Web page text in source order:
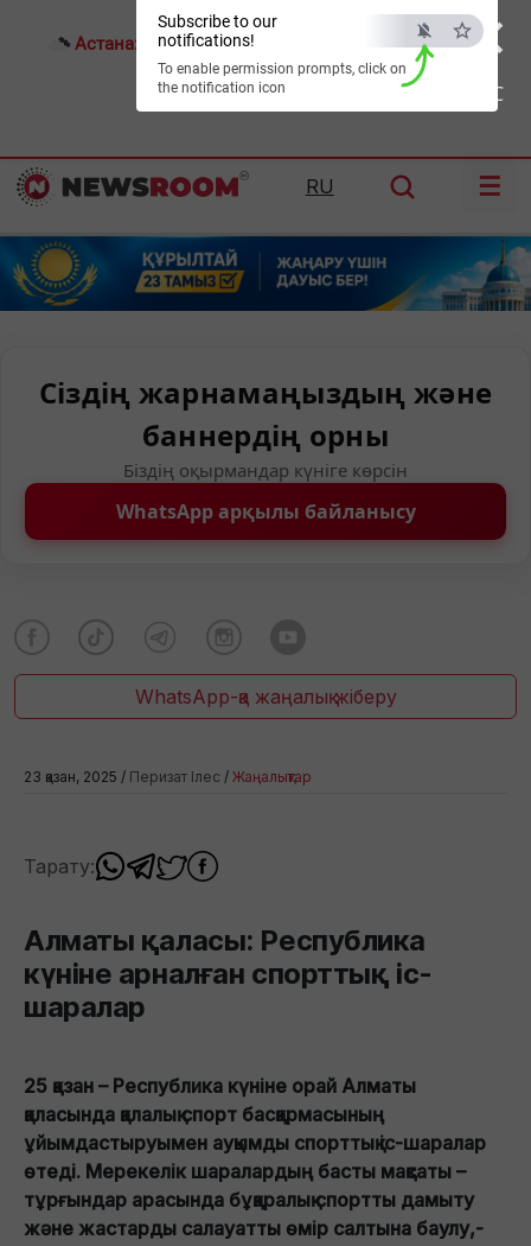
×
ESC
Subscribe to our
notifications!
To enable permission prompts, click on
the notification icon
Астана: 18°C Алматы: Шымкент:21°C
RU ☰
Сіздің жарнамаңыздың және
баннердің орны
Біздің оқырмандар күніге көрсін
WhatsApp арқылы байланысу
WhatsApp-қа жаңалық жіберу
23 қазан, 2025 / Перизат Ілес / Жаңалықтар
Тарату:
Алматы қаласы: Республика
күніне арналған спорттық іс-
шаралар
25 қазан – Республика күніне орай Алматы
қаласында қалалық спорт басқармасының
ұйымдастыруымен ауқымды спорттық іс-шаралар
өтеді. Мерекелік шаралардың басты мақсаты –
тұрғындар арасында бұқаралық спортты дамыту
және жастарды салауатты өмір салтына баулу,-